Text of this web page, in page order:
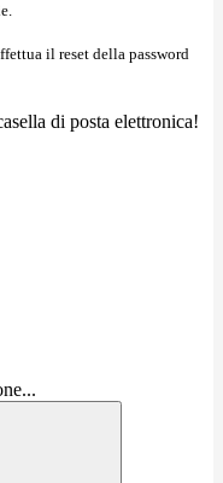
il reset della password
di posta elettronica!